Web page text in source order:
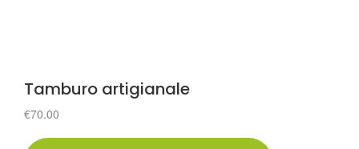
Tamburo artigianale
€70.00